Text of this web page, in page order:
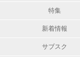
特集
新着情報
サブスク